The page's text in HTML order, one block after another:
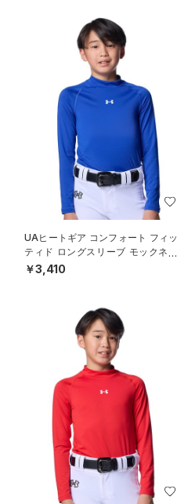
UAヒートギア コンフォート フィッ
ティド ロングスリーブ モックネッ
ク シャツ（ベースボール/BOYS）
￥3,410